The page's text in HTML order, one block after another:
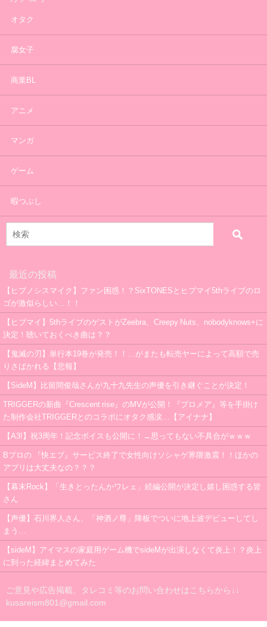
オタク
腐女子
商業BL
アニメ
マンガ
ゲーム
暇つぶし
最近の投稿
【ヒプノシスマイク】ファン困惑！？SixTONESとヒプマイ5thライブのロ
ゴが激似らしい…！！
【ヒプマイ】5thライブのゲストがZeebra、Creepy Nuts、nobodyknows+に
決定！聴いておくべき曲は？？
【鬼滅の刃】単行本19巻が発売！！…がまたも転売ヤーによって高額で売
りさばかれる【悲報】
【SideM】比留間俊哉さんが九十九先生の声優を引き継ぐことが決定！
TRIGGERの新曲『Crescent rise』のMVが公開！『プロメア』等を手掛け
た制作会社TRIGGERとのコラボにオタク感涙…【アイナナ】
【A3!】祝3周年！記念ボイスも公開に！→思ってもない不具合がｗｗｗ
Bプロの 『快エブ』サービス終了で女性向けソシャゲ界隈激震！！ほかの
アプリは大丈夫なの？？？
【幕末Rock】「生きとったんかワレェ」続編公開が決定し嬉し困惑する皆
さん
【声優】石川界人さん、「神酒ノ尊」降板でついに地上波デビューしてし
まう…
【sideM】アイマスの家庭用ゲーム機でsideMが出演しなくて炎上！？炎上
に到った経緯まとめてみた
ご意見や広告掲載、タレコミ等のお問い合わせはこちらから↓↓
kusareism801@gmail.com